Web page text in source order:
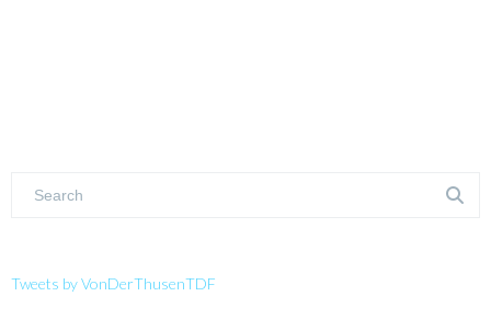
Tweets by VonDerThusenTDF